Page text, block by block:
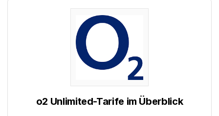
o2 Unlimited-Tarife im Überblick